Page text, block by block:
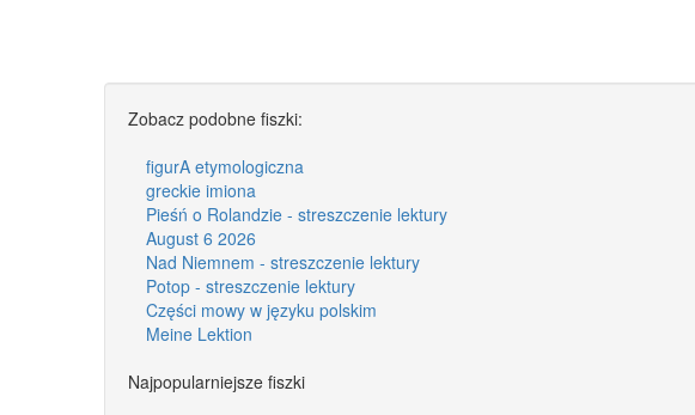
Zobacz podobne fiszki:
figurA etymologiczna
greckie imiona
Pieśń o Rolandzie - streszczenie lektury
August 6 2026
Nad Niemnem - streszczenie lektury
Potop - streszczenie lektury
Części mowy w języku polskim
Meine Lektion
Najpopularniejsze fiszki